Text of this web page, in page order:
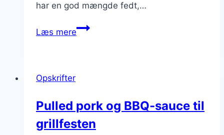
har en god mængde fedt,…
Læs merePulled
mayo
Opskrifter
Pulled pork og BBQ-sauce til
grillfesten